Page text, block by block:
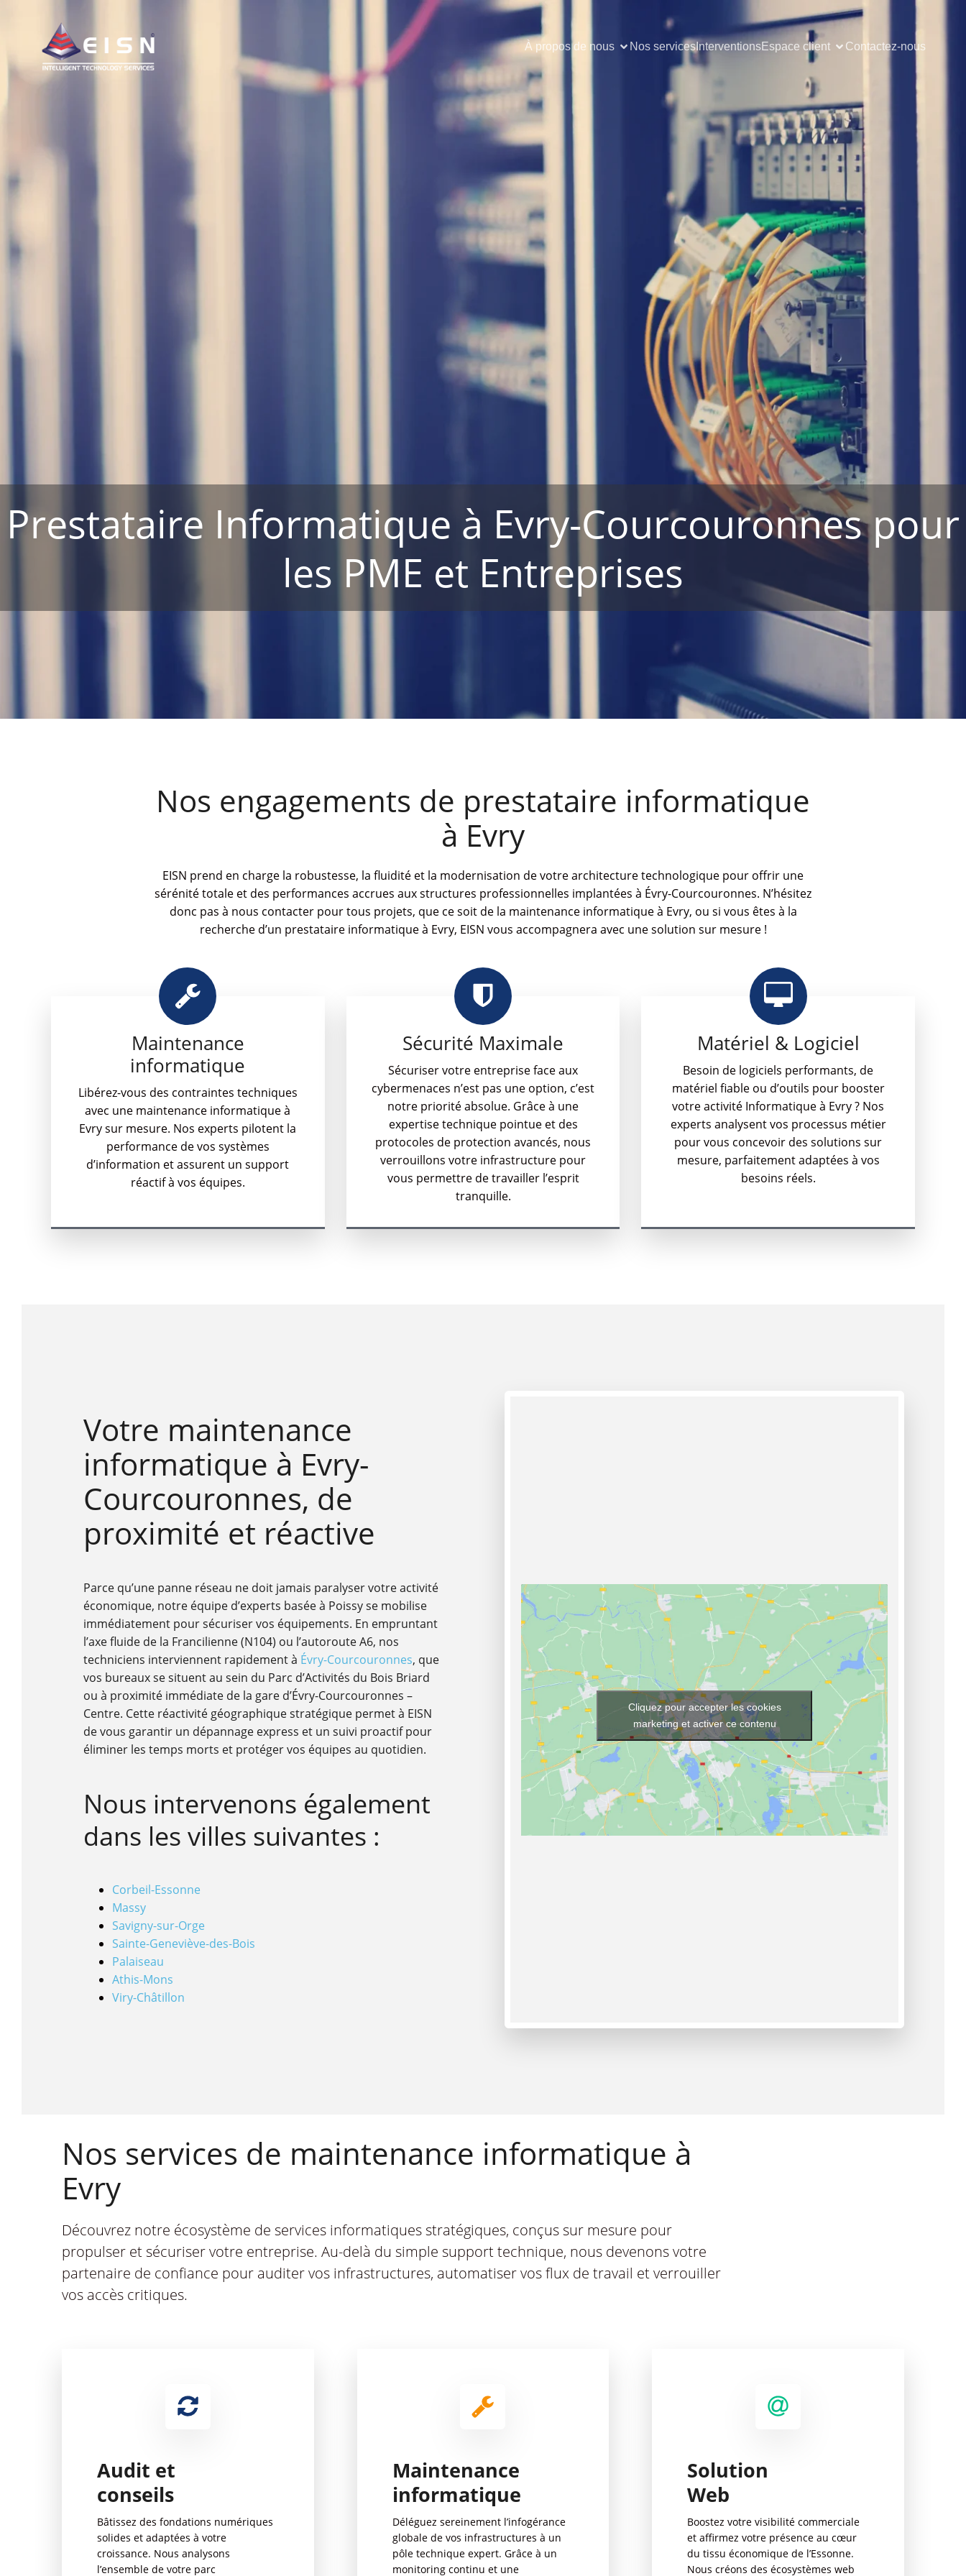
À propos de nous Nos servicesInterventionsEspace client Contactez-nous
Prestataire Informatique à Evry-Courcouronnes pour
les PME et Entreprises
Nos engagements de prestataire informatique
à Evry
EISN prend en charge la robustesse, la fluidité et la modernisation de votre architecture technologique pour offrir une
sérénité totale et des performances accrues aux structures professionnelles implantées à Évry-Courcouronnes. N’hésitez
donc pas à nous contacter pour tous projets, que ce soit de la maintenance informatique à Evry, ou si vous êtes à la
recherche d’un prestataire informatique à Evry, EISN vous accompagnera avec une solution sur mesure !
Maintenance
informatique
Libérez-vous des contraintes techniques
avec une maintenance informatique à
Evry sur mesure. Nos experts pilotent la
performance de vos systèmes
d’information et assurent un support
réactif à vos équipes.
Sécurité Maximale
Sécuriser votre entreprise face aux
cybermenaces n’est pas une option, c’est
notre priorité absolue. Grâce à une
expertise technique pointue et des
protocoles de protection avancés, nous
verrouillons votre infrastructure pour
vous permettre de travailler l’esprit
tranquille.
Matériel & Logiciel
Besoin de logiciels performants, de
matériel fiable ou d’outils pour booster
votre activité Informatique à Evry ? Nos
experts analysent vos processus métier
pour vous concevoir des solutions sur
mesure, parfaitement adaptées à vos
besoins réels.
Votre maintenance
informatique à Evry-
Courcouronnes, de
proximité et réactive
Parce qu’une panne réseau ne doit jamais paralyser votre activité
économique, notre équipe d’experts basée à Poissy se mobilise
immédiatement pour sécuriser vos équipements. En empruntant
l’axe fluide de la Francilienne (N104) ou l’autoroute A6, nos
techniciens interviennent rapidement à Évry-Courcouronnes, que
vos bureaux se situent au sein du Parc d’Activités du Bois Briard
ou à proximité immédiate de la gare d’Évry-Courcouronnes –
Centre. Cette réactivité géographique stratégique permet à EISN
de vous garantir un dépannage express et un suivi proactif pour
éliminer les temps morts et protéger vos équipes au quotidien.
Nous intervenons également
dans les villes suivantes :
Corbeil-Essonne
Massy
Savigny-sur-Orge
Sainte-Geneviève-des-Bois
Palaiseau
Athis-Mons
Viry-Châtillon
Cliquez pour accepter les cookies
marketing et activer ce contenu
Nos services de maintenance informatique à
Evry
Découvrez notre écosystème de services informatiques stratégiques, conçus sur mesure pour
propulser et sécuriser votre entreprise. Au-delà du simple support technique, nous devenons votre
partenaire de confiance pour auditer vos infrastructures, automatiser vos flux de travail et verrouiller
vos accès critiques.
Audit et
conseils
Bâtissez des fondations numériques
solides et adaptées à votre
croissance. Nous analysons
l’ensemble de votre parc
Maintenance
informatique
Déléguez sereinement l’infogérance
globale de vos infrastructures à un
pôle technique expert. Grâce à un
monitoring continu et une
Solution
Web
Boostez votre visibilité commerciale
et affirmez votre présence au cœur
du tissu économique de l’Essonne.
Nous créons des écosystèmes web